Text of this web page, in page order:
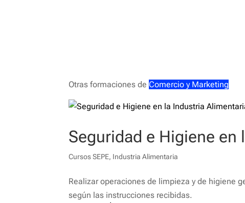
Otras formaciones de Comercio y Marketing
Seguridad e Higiene
Cursos SEPE, Industria Alimentaria
Realizar operaciones de limpieza y de higiene
según las instrucciones recibidas.